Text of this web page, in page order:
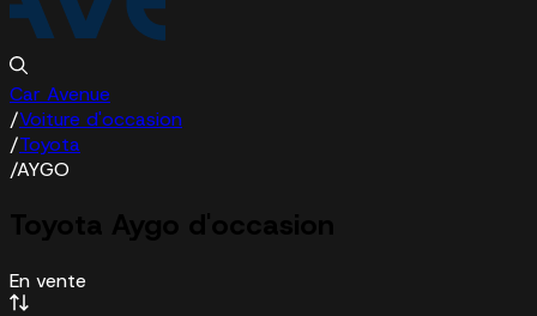
Car Avenue
/Voiture d'occasion
/Toyota
/AYGO
En vente